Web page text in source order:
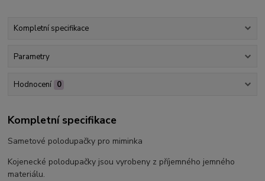
Kompletní specifikace
Parametry
Hodnocení 0
Kompletní specifikace
Sametové polodupačky pro miminka
Kojenecké polodupačky jsou vyrobeny z příjemného jemného
materiálu.